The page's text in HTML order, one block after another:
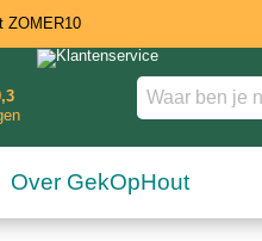
ZOMER10
,3
Over GekOpHout